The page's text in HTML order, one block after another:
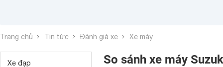
Trang chủ Tin tức Đánh giá xe Xe máy
Xe đạp So sánh xe máy